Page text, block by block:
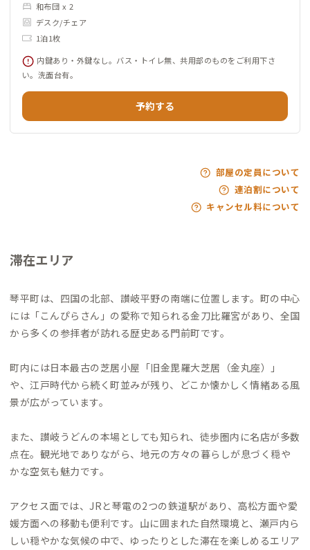
和布団 x 2
デスク/チェア
1泊1枚
内鍵あり・外鍵なし。バス・トイレ無、共用部のものをご利用下さ
い。洗面台有。
予約する
部屋の定員について
連泊割について
キャンセル料について
滞在エリア
琴平町は、四国の北部、讃岐平野の南端に位置します。町の中心
には「こんぴらさん」の愛称で知られる金刀比羅宮があり、全国
から多くの参拝者が訪れる歴史ある門前町です。
町内には日本最古の芝居小屋「旧金毘羅大芝居（金丸座）」
や、江戸時代から続く町並みが残り、どこか懐かしく情緒ある風
景が広がっています。
また、讃岐うどんの本場としても知られ、徒歩圏内に名店が多数
点在。観光地でありながら、地元の方々の暮らしが息づく穏や
かな空気も魅力です。
アクセス面では、JRと琴電の2つの鉄道駅があり、高松方面や愛
媛方面への移動も便利です。山に囲まれた自然環境と、瀬戸内ら
しい穏やかな気候の中で、ゆったりとした滞在を楽しめるエリア